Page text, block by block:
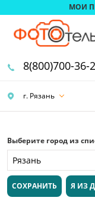
МОИ
г. Рязань
8(800)700-36-
Выберите город из
СОХРАНИТЬ Я ИЗ